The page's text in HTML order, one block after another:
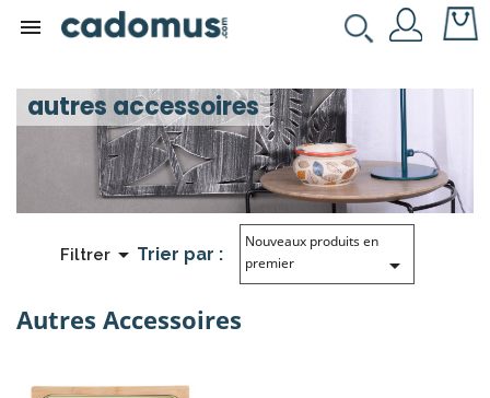

autres accessoires
Filtrer Trier par :
Nouveaux produits en
premier

Autres Accessoires